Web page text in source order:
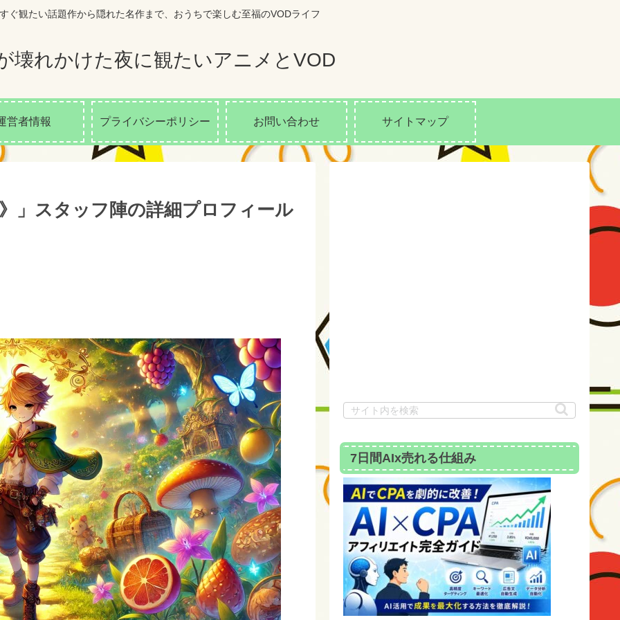
ぐ観たい話題作から隠れた名作まで、おうちで楽しむ至福のVODライフ
壊れかけた夜に観たいアニメとVOD
営者情報 プライバシーポリシー お問い合わせ サイトマップ
」スタッフ陣の詳細プロフィール
7日間AIx売れる仕組み